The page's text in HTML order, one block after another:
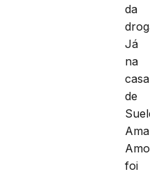
da
Já
na
casa
de
foi